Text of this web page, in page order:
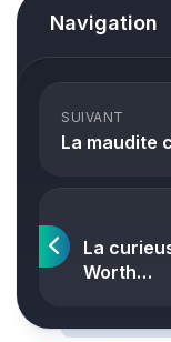
Navigation
SUIVANT
La maudite
La
Worth…